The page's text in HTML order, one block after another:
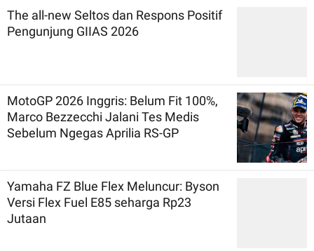
The all-new Seltos dan Respons Positif
Pengunjung GIIAS 2026
MotoGP 2026 Inggris: Belum Fit 100%,
Marco Bezzecchi Jalani Tes Medis
Sebelum Ngegas Aprilia RS-GP
Yamaha FZ Blue Flex Meluncur: Byson
Versi Flex Fuel E85 seharga Rp23
Jutaan